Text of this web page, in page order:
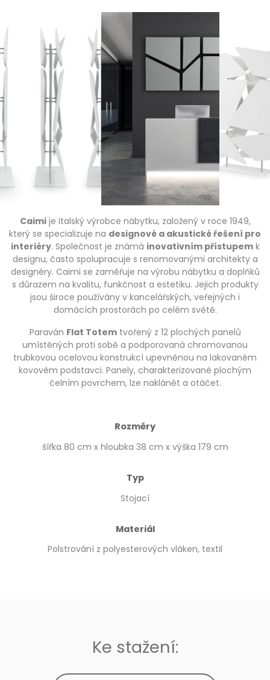
Caimije italský výrobce nábytku, založený v roce 1949,
který se specializuje na designové a akustické řešení pro
interiéry. Společnost je známá inovativním přístupemk
designu, často spolupracuje s renomovanými architekty a
designéry. Caimi se zaměřuje na výrobu nábytku a doplňků
s důrazem na kvalitu, funkčnost a estetiku. Jejich produkty
jsou široce používány v kancelářských, veřejných i
domácích prostorách po celém světě.
Paraván Flat Totemtvořený z 12 plochých panelů
umístěných proti sobě a podporovaná chromovanou
trubkovou ocelovou konstrukcí upevněnou na lakovaném
kovovém podstavci. Panely, charakterizované plochým
čelním povrchem, lze naklánět a otáčet.
Rozměry
šířka 80 cm x hloubka 38 cm x výška 179 cm
Typ
Stojací
Materiál
Polstrování z polyesterových vláken, textil
Ke stažení: